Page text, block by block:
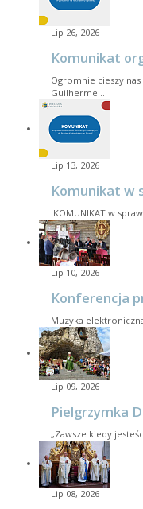
Lip 26, 2026
Komunikat
Ogromnie cieszy
Guilherme.…
Lip 13, 2026
Komunikat w
KOMUNIKAT w
Lip 10, 2026
Konferencja
Muzyka
Lip 09, 2026
Pielgrzymka
„Zawsze kiedy
Lip 08, 2026